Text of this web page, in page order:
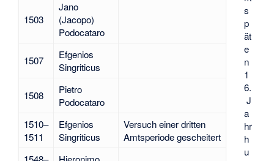
s
p
ät
e
n
1
6.
J
a
hr
h
u
1503
Jano
(Jacopo)
Podocataro
1507
Efgenios
Singriticus
1508
Pietro
Podocataro
1510–
1511
Efgenios
Singriticus
Versuch einer dritten
Amtsperiode gescheitert